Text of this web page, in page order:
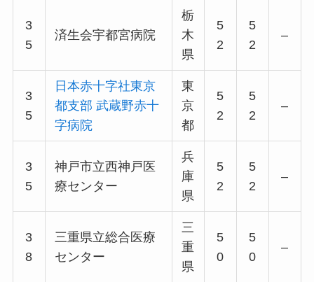
3
5
済生会宇都宮病院
栃
木
県
5
2
5
2
–
3
5
日本赤十字社東京
都支部 武蔵野赤十
字病院
東
京
都
5
2
5
2
–
3
5
神戸市立西神戸医
療センター
兵
庫
県
5
2
5
2
–
3
8
三重県立総合医療
センター
三
重
県
5
0
5
0
–